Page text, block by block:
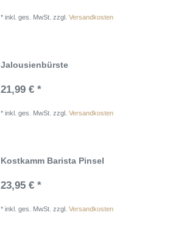
*inkl. ges. MwSt. zzgl.Versandkosten
Jalousienbürste
21,99 € *
*inkl. ges. MwSt. zzgl.Versandkosten
Kostkamm Barista Pinsel
23,95 € *
*inkl. ges. MwSt. zzgl.Versandkosten